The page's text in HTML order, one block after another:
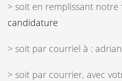
> soit en remplissant notre
candidature
> soit par courriel à :
> soit par courrier, avec